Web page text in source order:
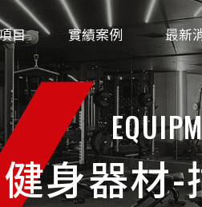
目 實績案例 最新
健身器材